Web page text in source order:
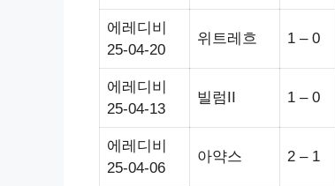
에레디비
25-04-20
위트레흐 1 – 0
에레디비
25-04-13
빌럼II 1 – 0
에레디비
25-04-06
아약스 2 – 1